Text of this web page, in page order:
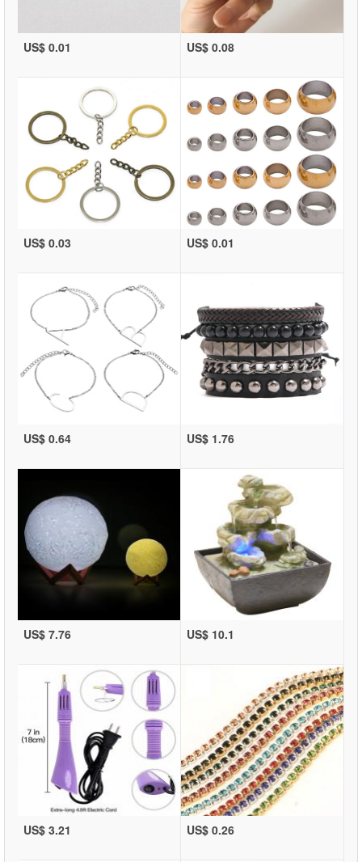
US$ 0.01 US$ 0.08
US$ 0.03 US$ 0.01
US$ 0.64 US$ 1.76
US$ 7.76 US$ 10.1
US$ 3.21 US$ 0.26